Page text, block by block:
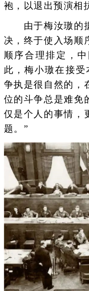
袍，以退出预演相
由于梅汝璈的据
决，终于使入场顺
顺序合理排定，
此，梅小璈在接
争执是很自然的，
位的斗争总是难免
仅是个人的事情，
题。”